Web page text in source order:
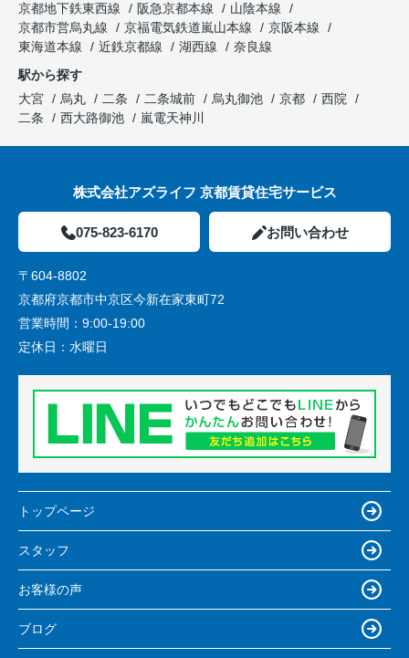
京都地下鉄東西線
阪急京都本線
山陰本線
京都市営烏丸線
京福電気鉄道嵐山本線
京阪本線
東海道本線
近鉄京都線 湖西線
奈良線
駅から探す
大宮
烏丸 二条 二条城前 烏丸御池 京都
西院
二条
西大路御池 嵐電天神川
株式会社アズライフ 京都賃貸住宅サービス
075-823-6170 お問い合わせ
〒604-8802
京都府京都市中京区今新在家東町72
営業時間： 9:00-19:00
定休日： 水曜日
トップページ
スタッフ
お客様の声
ブログ